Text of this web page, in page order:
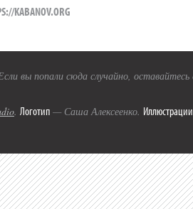
KABANOV.ORG
вы попали сюда случайно,
. Логотип — Саша Алексеенко. Иллюстрации